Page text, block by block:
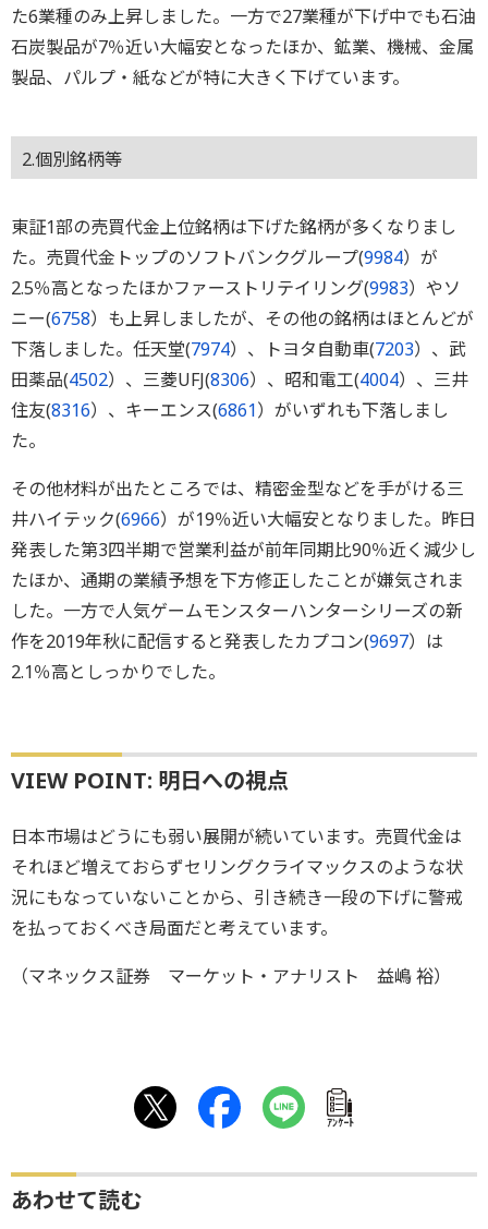
た6業種のみ上昇しました。一方で27業種が下げ中でも石油
石炭製品が7％近い大幅安となったほか、鉱業、機械、金属
製品、パルプ・紙などが特に大きく下げています。
2.個別銘柄等
東証1部の売買代金上位銘柄は下げた銘柄が多くなりまし
た。売買代金トップのソフトバンクグループ(9984）が
2.5％高となったほかファーストリテイリング(9983）やソ
ニー(6758）も上昇しましたが、その他の銘柄はほとんどが
下落しました。任天堂(7974）、トヨタ自動車(7203）、武
田薬品(4502）、三菱UFJ(8306）、昭和電工(4004）、三井
住友(8316）、キーエンス(6861）がいずれも下落しまし
た。
その他材料が出たところでは、精密金型などを手がける三
井ハイテック(6966）が19％近い大幅安となりました。昨日
発表した第3四半期で営業利益が前年同期比90％近く減少し
たほか、通期の業績予想を下方修正したことが嫌気されま
した。一方で人気ゲームモンスターハンターシリーズの新
作を2019年秋に配信すると発表したカプコン(9697）は
2.1％高としっかりでした。
VIEW POINT: 明日への視点
日本市場はどうにも弱い展開が続いています。売買代金は
それほど増えておらずセリングクライマックスのような状
況にもなっていないことから、引き続き一段の下げに警戒
を払っておくべき局面だと考えています。
（マネックス証券 マーケット・アナリスト 益嶋 裕）
ｱﾝｹｰﾄ
あわせて読む